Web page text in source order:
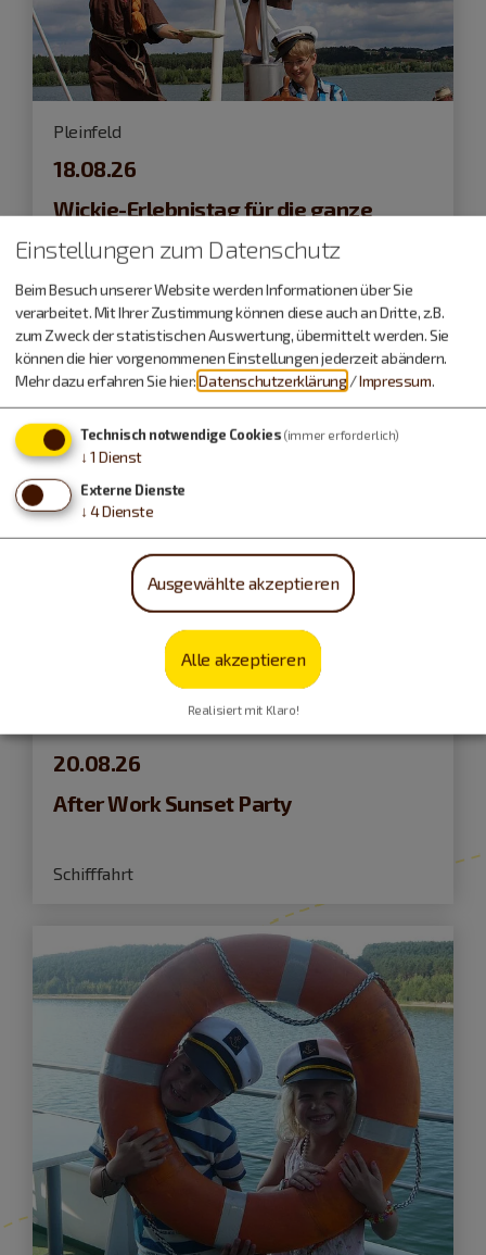
Pleinfeld
18.08.26
Wickie-Erlebnistag für die ganze
Familie!
Schifffahrt
20.08.26
After Work Sunset Party
Schifffahrt
Einstellungen zum Datenschutz
Beim Besuch unserer Website werden Informationen über Sie
verarbeitet. Mit Ihrer Zustimmung können diese auch an Dritte, z.B.
zum Zweck der statistischen Auswertung, übermittelt werden. Sie
können die hier vorgenommenen Einstellungen jederzeit abändern.
Mehr dazu erfahren Sie hier:Datenschutzerklärung /Impressum.
Technisch notwendige Cookies (immer erforderlich)
↓ 1 Dienst
Externe Dienste
↓ 4Dienste
Ausgewählte akzeptieren
Alle akzeptieren
Realisiert mit Klaro!